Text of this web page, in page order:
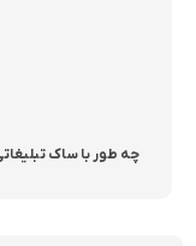
چه طور با ساک